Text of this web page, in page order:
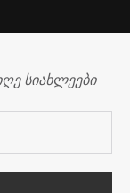
სიახლეები